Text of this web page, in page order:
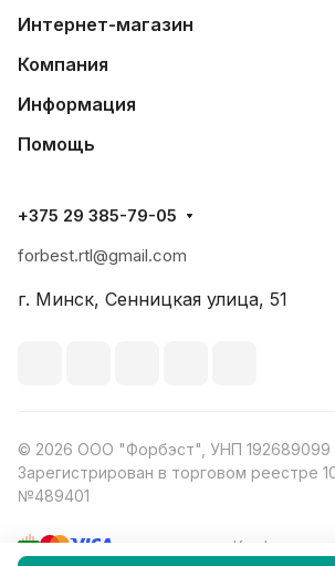
Интернет-магазин
Компания
Информация
Помощь
+375 29 385-79-05
forbest.rtl@gmail.com
г. Минск, Сенницкая улица, 51
© 2026 ООО "Форбэст", УНП 192689099
Зарегистрирован в торговом реестре
№489401